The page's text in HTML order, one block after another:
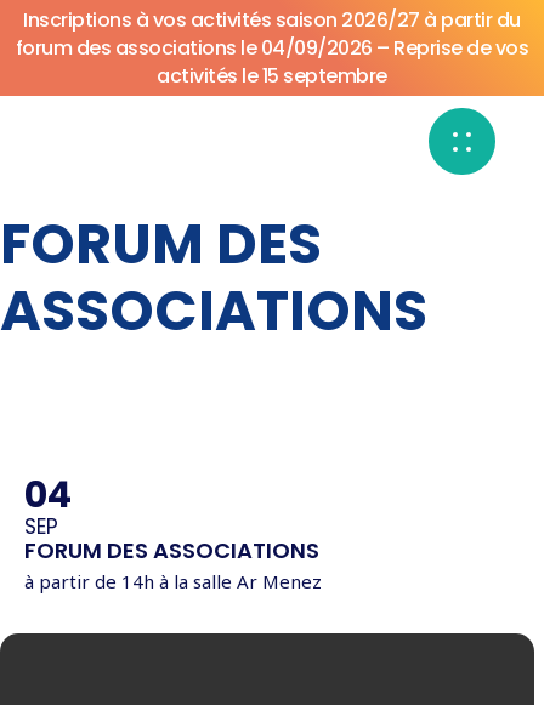
Inscriptions à vos activités saison 2026/27 à partir du
forum des associations le 04/09/2026 – Reprise de vos
activités le 15 septembre
FORUM DES
ASSOCIATIONS
04
SEP
FORUM DES ASSOCIATIONS
à partir de 14h à la salle Ar Menez